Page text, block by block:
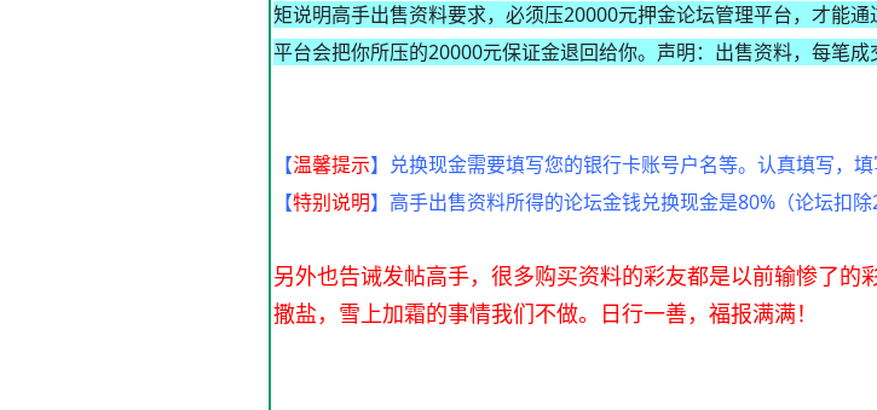
矩说明高手出售资料要求，必须压20000元押金论坛管理平台，才能
平台会把你所压的20000元保证金退回给你。声明：出售资料，每笔成
【温馨提示】兑换现金需要填写您的银行卡账号户名等。认真填写，填
【特别说明】高手出售资料所得的论坛金钱兑换现金是80%（论坛扣除
另外也告诫发帖高手，很多购买资料的彩友都是以前输惨了
撒盐，雪上加霜的事情我们不做。日行一善，福报满满！